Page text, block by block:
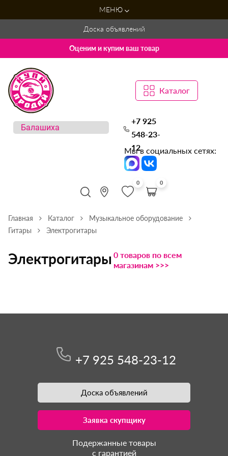
МЕНЮ
Доска объявлений
Оценим и купим ваш товар
Каталог
+7 925
548-23-
12
Мы в социальных сетях:
0 0
Главная Каталог
Музыкальное оборудование
Гитары
Электрогитары
Электрогитары 0 товаров по всем
магазинам >>>
+7 925 548-23-12
Доска объявлений
Заявка скупщику
Подержанные товары
с гарантией